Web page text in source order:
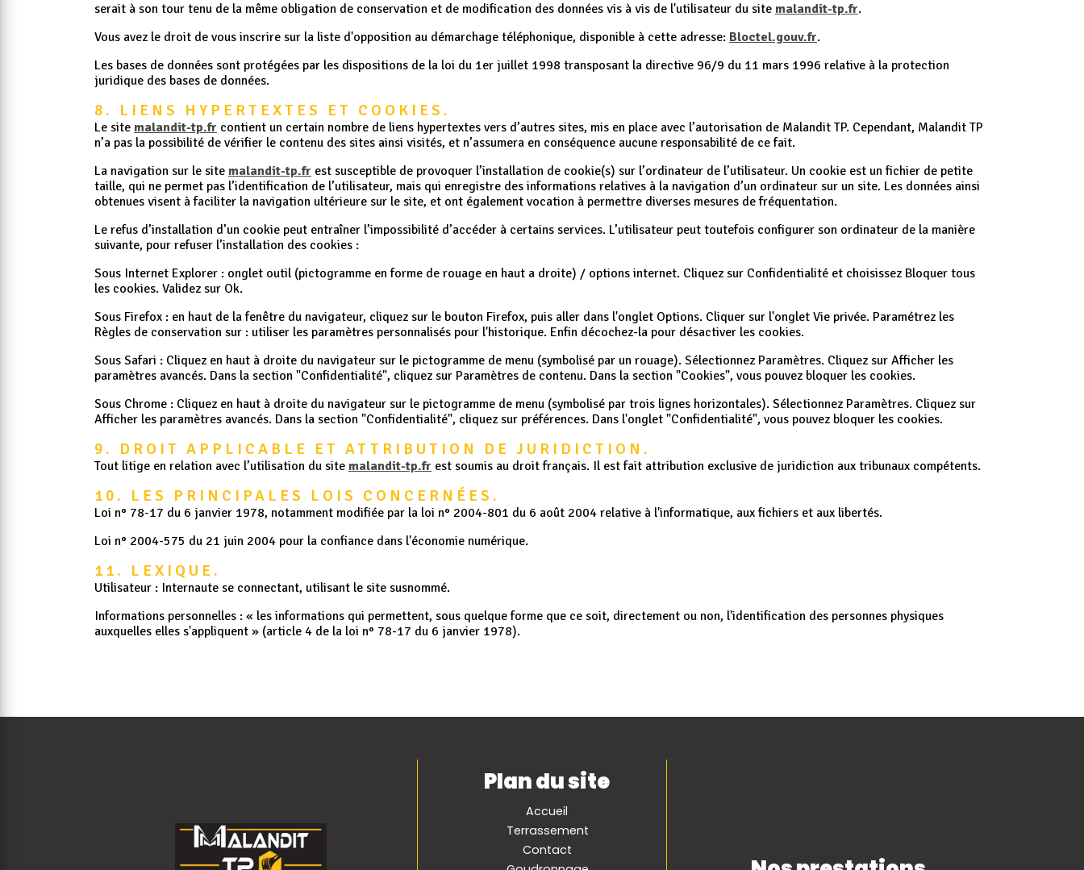
serait à son tour tenu de la même obligation de conservation et de modification des données vis à vis de l'utilisateur du site malandit-tp.fr.
Vous avez le droit de vous inscrire sur la liste d'opposition au démarchage téléphonique, disponible à cette adresse: Bloctel.gouv.fr.
Les bases de données sont protégées par les dispositions de la loi du 1er juillet 1998 transposant la directive 96/9 du 11 mars 1996 relative à la protection
juridique des bases de données.
8. LIENS HYPERTEXTES ET COOKIES.
Le site malandit-tp.fr contient un certain nombre de liens hypertextes vers d’autres sites, mis en place avec l’autorisation de Malandit TP. Cependant, Malandit TP
n’a pas la possibilité de vérifier le contenu des sites ainsi visités, et n’assumera en conséquence aucune responsabilité de ce fait.
La navigation sur le site malandit-tp.fr est susceptible de provoquer l’installation de cookie(s) sur l’ordinateur de l’utilisateur. Un cookie est un fichier de petite
taille, qui ne permet pas l’identification de l’utilisateur, mais qui enregistre des informations relatives à la navigation d’un ordinateur sur un site. Les données ainsi
obtenues visent à faciliter la navigation ultérieure sur le site, et ont également vocation à permettre diverses mesures de fréquentation.
Le refus d’installation d’un cookie peut entraîner l’impossibilité d’accéder à certains services. L’utilisateur peut toutefois configurer son ordinateur de la manière
suivante, pour refuser l’installation des cookies :
Sous Internet Explorer : onglet outil (pictogramme en forme de rouage en haut a droite) / options internet. Cliquez sur Confidentialité et choisissez Bloquer tous
les cookies. Validez sur Ok.
Sous Firefox : en haut de la fenêtre du navigateur, cliquez sur le bouton Firefox, puis aller dans l'onglet Options. Cliquer sur l'onglet Vie privée. Paramétrez les
Règles de conservation sur : utiliser les paramètres personnalisés pour l'historique. Enfin décochez-la pour désactiver les cookies.
Sous Safari : Cliquez en haut à droite du navigateur sur le pictogramme de menu (symbolisé par un rouage). Sélectionnez Paramètres. Cliquez sur Afficher les
paramètres avancés. Dans la section "Confidentialité", cliquez sur Paramètres de contenu. Dans la section "Cookies", vous pouvez bloquer les cookies.
Sous Chrome : Cliquez en haut à droite du navigateur sur le pictogramme de menu (symbolisé par trois lignes horizontales). Sélectionnez Paramètres. Cliquez sur
Afficher les paramètres avancés. Dans la section "Confidentialité", cliquez sur préférences. Dans l'onglet "Confidentialité", vous pouvez bloquer les cookies.
9. DROIT APPLICABLE ET ATTRIBUTION DE JURIDICTION.
Tout litige en relation avec l’utilisation du site malandit-tp.fr est soumis au droit français. Il est fait attribution exclusive de juridiction aux tribunaux compétents.
10. LES PRINCIPALES LOIS CONCERNÉES.
Loi n° 78-17 du 6 janvier 1978, notamment modifiée par la loi n° 2004-801 du 6 août 2004 relative à l'informatique, aux fichiers et aux libertés.
Loi n° 2004-575 du 21 juin 2004 pour la confiance dans l'économie numérique.
11. LEXIQUE.
Utilisateur : Internaute se connectant, utilisant le site susnommé.
Informations personnelles : « les informations qui permettent, sous quelque forme que ce soit, directement ou non, l'identification des personnes physiques
auxquelles elles s'appliquent » (article 4 de la loi n° 78-17 du 6 janvier 1978).
Plan du site
Accueil
Terrassement
Contact